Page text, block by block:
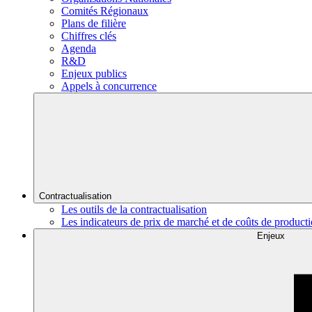
Comités Régionaux
Plans de filière
Chiffres clés
Agenda
R&D
Enjeux publics
Appels à concurrence
Contractualisation
Les outils de la contractualisation
Les indicateurs de prix de marché et de coûts de
Enjeux